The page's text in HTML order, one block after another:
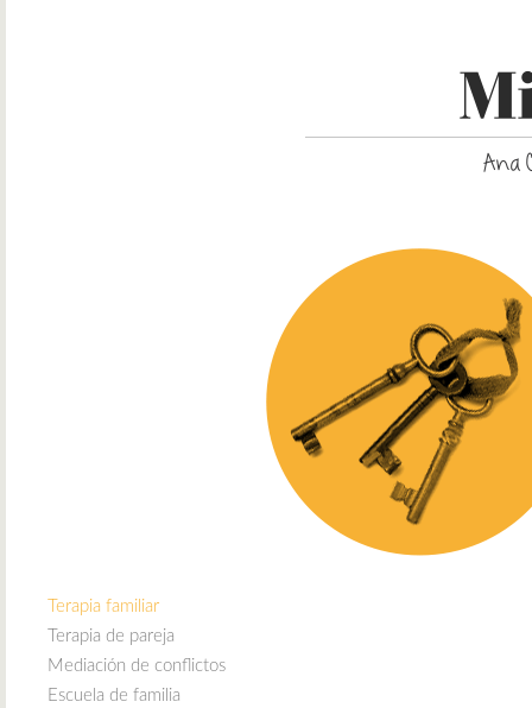
Terapia familiar
Terapia de pareja
Mediación de conflictos
Escuela de familia